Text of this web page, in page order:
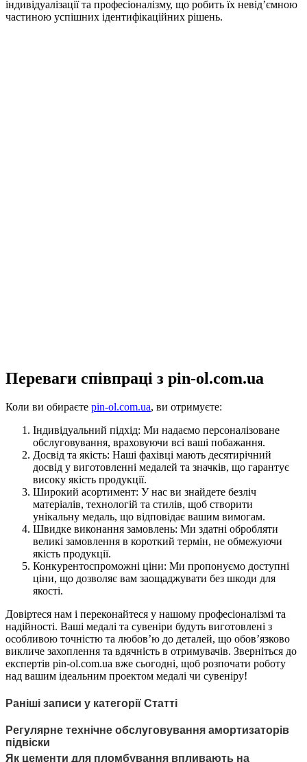
індивідуалізації та професіоналізму, що робить їх невід’ємною
частиною успішних ідентифікаційних рішень.
Переваги співпраці з pin-ol.com.ua
Коли ви обираєте pin-ol.com.ua, ви отримуєте:
Індивідуальний підхід: Ми надаємо персоналізоване
обслуговування, враховуючи всі ваші побажання.
Досвід та якість: Наші фахівці мають десятирічний
досвід у виготовленні медалей та значків, що гарантує
високу якість продукції.
Широкий асортимент: У нас ви знайдете безліч
матеріалів, технологій та стилів, щоб створити
унікальну медаль, що відповідає вашим вимогам.
Швидке виконання замовлень: Ми здатні обробляти
великі замовлення в короткий термін, не обмежуючи
якість продукції.
Конкурентоспроможні ціни: Ми пропонуємо доступні
ціни, що дозволяє вам заощаджувати без шкоди для
якості.
Довіртеся нам і переконайтеся у нашому професіоналізмі та
надійності. Ваші медалі та сувеніри будуть виготовлені з
особливою точністю та любов’ю до деталей, що обов’язково
викличе захоплення та вдячність в отримувачів. Зверніться до
експертів pin-ol.com.ua вже сьогодні, щоб розпочати роботу
над вашим ідеальним проектом медалі чи сувеніру!
Раніші записи у категорії Статті
Регулярне технічне обслуговування амортизаторів
підвіски
Як цементи для пломбування впливають на